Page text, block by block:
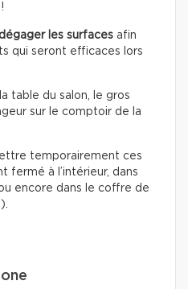
les surfaces afin
qui seront efficaces lors
table du salon, le gros
sur le comptoir de la
temporairement ces
fermé à l’intérieur, dans
encore dans le coffre de